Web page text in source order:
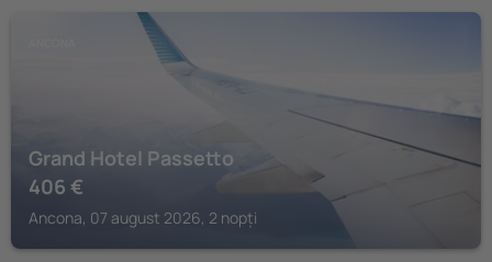
Grand Hotel Passetto
406 €
Ancona, 07 august 2026, 2 nopți